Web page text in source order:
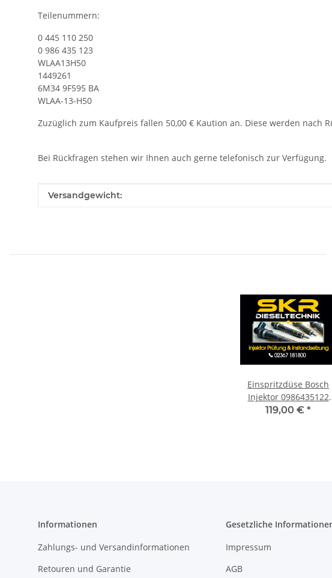
Teilenummern:
0 445 110 250
0 986 435 123
WLAA13H50
1449261
6M34 9F595 BA
WLAA-13-H50
Zuzüglich zum Kaufpreis fallen 50,00 € Kaution an. Diese werden nach
Bei Rückfragen stehen wir Ihnen auch gerne telefonisch zur Verfügung.
Produkteigenschaft
Wert
Versandgewicht:
Einspritzdüse Bosch
Injektor 0986435122
Citroen Fiat Ford
119,00 € *
Informationen
Zahlungs- und Versandinformationen
Retouren und Garantie
Gesetzliche
Impressum
AGB